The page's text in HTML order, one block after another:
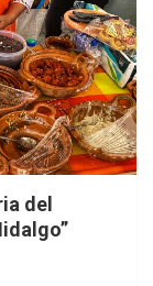
del